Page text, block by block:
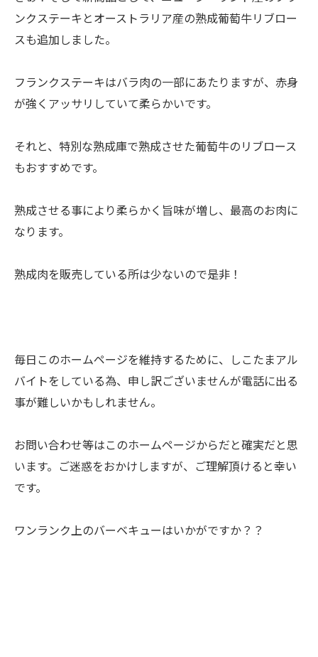
ンクステーキとオーストラリア産の熟成葡萄牛リブロー
スも追加しました。
フランクステーキはバラ肉の一部にあたりますが、赤身
が強くアッサリしていて柔らかいです。
それと、特別な熟成庫で熟成させた葡萄牛のリブロース
もおすすめです。
熟成させる事により柔らかく旨味が増し、最高のお肉に
なります。
熟成肉を販売している所は少ないので是非！
毎日このホームページを維持するために、しこたまアル
バイトをしている為、申し訳ございませんが電話に出る
事が難しいかもしれません。
お問い合わせ等はこのホームページからだと確実だと思
います。ご迷惑をおかけしますが、ご理解頂けると幸い
です。
ワンランク上のバーベキューはいかがですか？？